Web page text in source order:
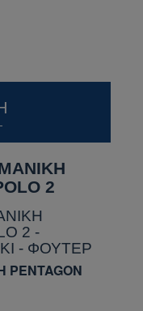
2
2 -
- ΦΟΥΤΕΡ